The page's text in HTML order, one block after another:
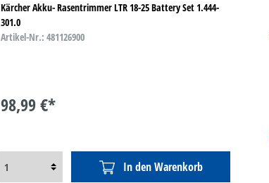
Kärcher Akku- Rasentrimmer LTR 18-25 Battery Set 1.444-
301.0
Artikel-Nr.: 481126900
98,99 €*
In den Warenkorb